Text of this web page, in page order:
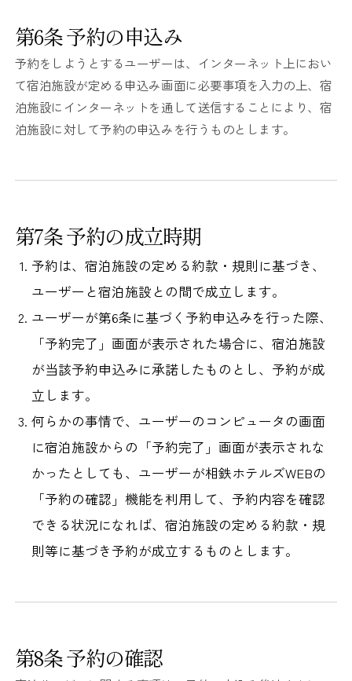
第6条 予約の申込み
予約をしようとするユーザーは、インターネット上におい
て宿泊施設が定める申込み画面に必要事項を入力の上、宿
泊施設にインターネットを通して送信することにより、宿
泊施設に対して予約の申込みを行うものとします。
第7条 予約の成立時期
予約は、宿泊施設の定める約款・規則に基づき、
ユーザーと宿泊施設との間で成立します。
ユーザーが第6条に基づく予約申込みを行った際、
「予約完了」画面が表示された場合に、宿泊施設
が当該予約申込みに承諾したものとし、予約が成
立します。
何らかの事情で、ユーザーのコンピュータの画面
に宿泊施設からの「予約完了」画面が表示されな
かったとしても、ユーザーが相鉄ホテルズWEBの
「予約の確認」機能を利用して、予約内容を確認
できる状況になれば、宿泊施設の定める約款・規
則等に基づき予約が成立するものとします。
第8条 予約の確認